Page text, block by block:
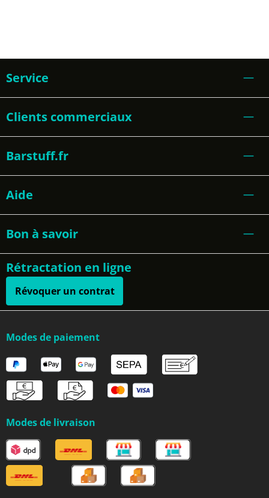
Service
Clients commerciaux
Barstuff.fr
Aide
Bon à savoir
Rétractation en ligne
Révoquer un contrat
Modes de paiement
Modes de livraison